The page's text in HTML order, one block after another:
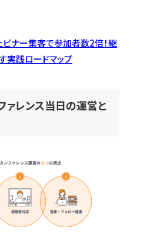
ビナー集客で参加者数2倍！継
実践ロードマップ
ァレンス当日の運営と